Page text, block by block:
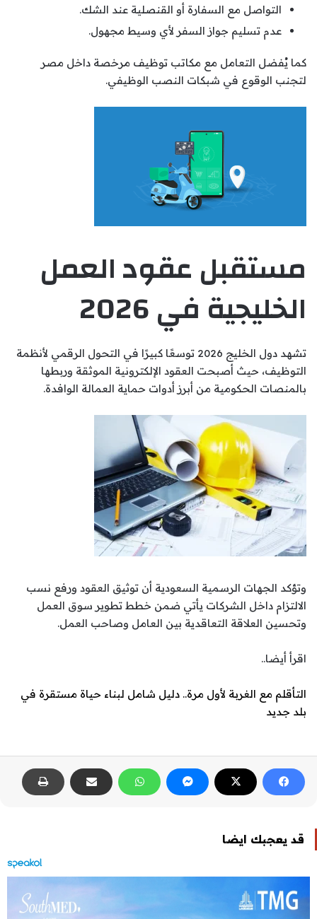
التواصل مع السفارة أو القنصلية عند الشك.
عدم تسليم جواز السفر لأي وسيط مجهول.
كما يُفضل التعامل مع مكاتب توظيف مرخصة داخل مصر
لتجنب الوقوع في شبكات النصب الوظيفي.
مستقبل عقود العمل
الخليجية في 2026
تشهد دول الخليج 2026 توسعًا كبيرًا في التحول الرقمي لأنظمة
التوظيف، حيث أصبحت العقود الإلكترونية الموثقة وربطها
بالمنصات الحكومية من أبرز أدوات حماية العمالة الوافدة.
وتؤكد الجهات الرسمية السعودية أن توثيق العقود ورفع نسب
الالتزام داخل الشركات يأتي ضمن خطط تطوير سوق العمل
وتحسين العلاقة التعاقدية بين العامل وصاحب العمل.
اقرأ أيضا..
التأقلم مع الغربة لأول مرة.. دليل شامل لبناء حياة مستقرة في
بلد جديد
قد يعجبك ايضا